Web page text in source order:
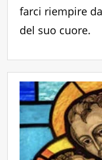
farci riempire
del suo cuore.